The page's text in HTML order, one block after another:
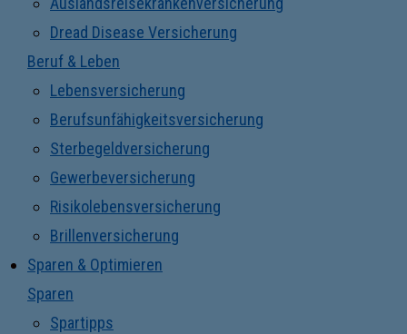
Dread Disease Versicherung
Beruf & Leben
Lebensversicherung
Berufsunfähigkeitsversicherung
Sterbegeldversicherung
Gewerbeversicherung
Risikolebensversicherung
Brillenversicherung
Sparen & Optimieren
Sparen
Spartipps